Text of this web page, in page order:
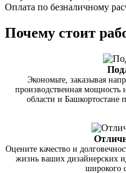
Оплата по безналичному
Почему стоит
Экономьте, заказывая
производственная мощность
области и Башкортостане
Оцените качество и
жизнь ваших дизайнерских
широкого